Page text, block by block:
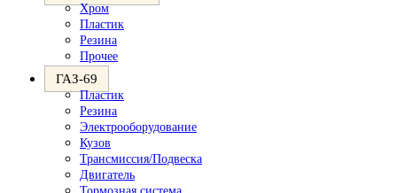
Хром
Пластик
Резина
Прочее
ГАЗ-69
Пластик
Резина
Электрооборудование
Кузов
Трансмиссия/Подвеска
Двигатель